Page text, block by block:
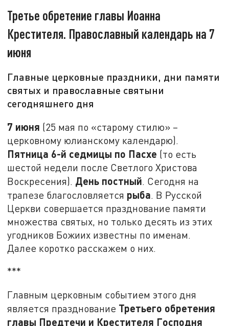
Третье обретение главы Иоанна
Крестителя. Православный календарь на 7
июня
Главные церковные праздники, дни памяти
святых и православные святыни
сегодняшнего дня
7 июня (25 мая по «старому стилю» –
церковному юлианскому календарю).
Пятница 6-й седмицы по Пасхе (то есть
шестой недели после Светлого Христова
Воскресения). День постный. Сегодня на
трапезе благословляется рыба. В Русской
Церкви совершается празднование памяти
множества святых, но только десять из этих
угодников Божиих известны по именам.
Далее коротко расскажем о них.
***
Главным церковным событием этого дня
является празднование Третьего обретения
главы Предтечи и Крестителя Господня